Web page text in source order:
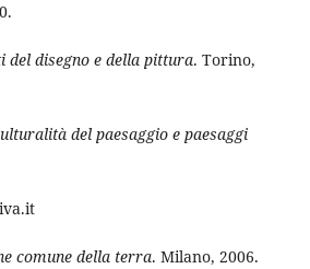
del disegno e della pittura. Torino,
del paesaggio e paesaggi
comune della terra. Milano, 2006.